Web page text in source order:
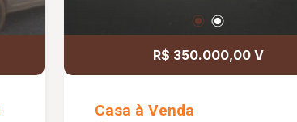
R$ 350.000,00 V
Casa à Venda